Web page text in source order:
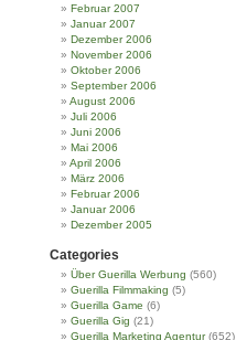
Februar 2007
Januar 2007
Dezember 2006
November 2006
Oktober 2006
September 2006
August 2006
Juli 2006
Juni 2006
Mai 2006
April 2006
März 2006
Februar 2006
Januar 2006
Dezember 2005
Categories
Über Guerilla Werbung (560)
Guerilla Filmmaking (5)
Guerilla Game (6)
Guerilla Gig (21)
Guerilla Marketing Agentur(652)